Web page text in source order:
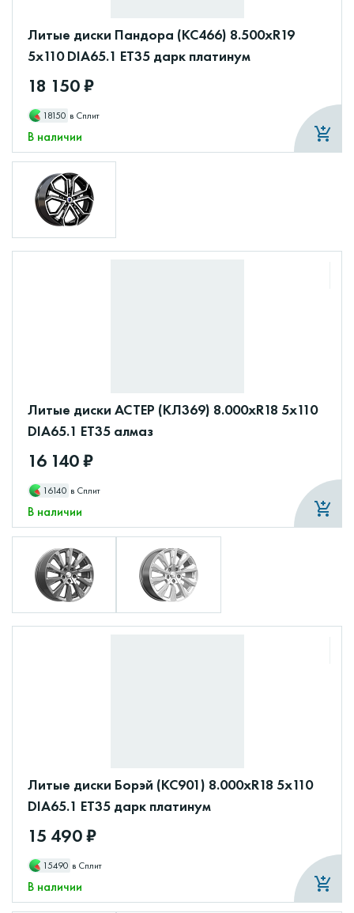
Литые диски Пандора (КС466) 8.500xR19
5x110 DIA65.1 ET35 дарк платинум
18 150 ₽
18150 в Сплит
В наличии
Литые диски АСТЕР (КЛ369) 8.000xR18 5x110
DIA65.1 ET35 алмаз
16 140 ₽
16140 в Сплит
В наличии
Литые диски Борэй (КС901) 8.000xR18 5x110
DIA65.1 ET35 дарк платинум
15 490 ₽
15490 в Сплит
В наличии